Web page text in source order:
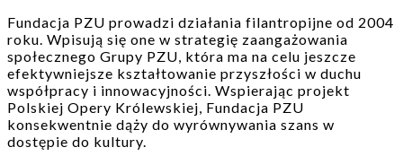
Fundacja PZU prowadzi działania filantropijne od 2004
roku. Wpisują się one w strategię zaangażowania
społecznego Grupy PZU, która ma na celu jeszcze
efektywniejsze kształtowanie przyszłości w duchu
współpracy i innowacyjności. Wspierając projekt
Polskiej Opery Królewskiej, Fundacja PZU
konsekwentnie dąży do wyrównywania szans w
dostępie do kultury.